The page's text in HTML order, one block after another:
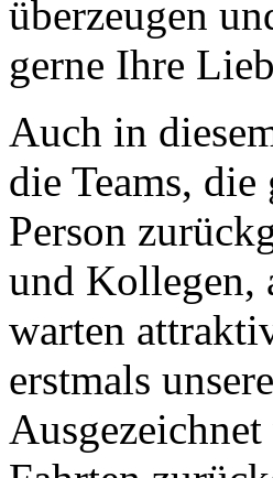
überzeugen
gerne Ihre
Auch in
die Teams,
Person
und Kollegen,
warten
erstmals